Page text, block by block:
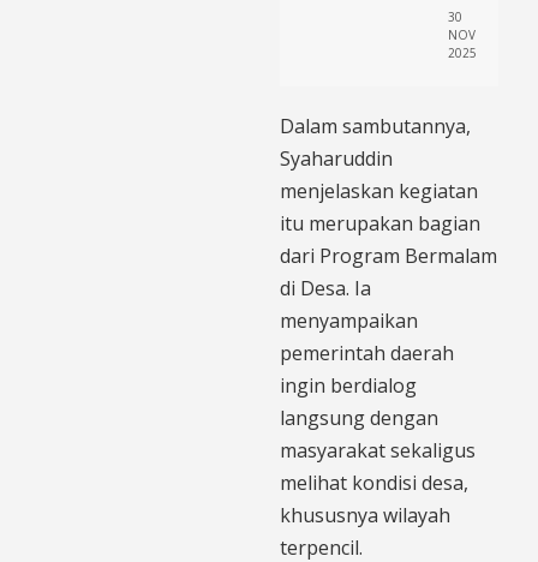
30
NOV
2025
Dalam sambutannya,
Syaharuddin
menjelaskan kegiatan
itu merupakan bagian
dari Program Bermalam
di Desa. Ia
menyampaikan
pemerintah daerah
ingin berdialog
langsung dengan
masyarakat sekaligus
melihat kondisi desa,
khususnya wilayah
terpencil.